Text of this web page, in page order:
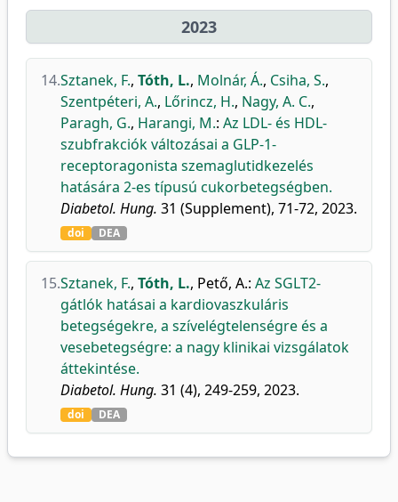
2023
14.Sztanek, F., Tóth, L., Molnár, Á., Csiha, S.,
Szentpéteri, A., Lőrincz, H., Nagy, A. C.,
Paragh, G., Harangi, M.: Az LDL- és HDL-
szubfrakciók változásai a GLP-1-
receptoragonista szemaglutidkezelés
hatására 2-es típusú cukorbetegségben.
Diabetol. Hung. 31 (Supplement), 71-72, 2023.
doi DEA
15.Sztanek, F., Tóth, L., Pető, A.: Az SGLT2-
gátlók hatásai a kardiovaszkuláris
betegségekre, a szívelégtelenségre és a
vesebetegségre: a nagy klinikai vizsgálatok
áttekintése.
Diabetol. Hung. 31 (4), 249-259, 2023.
doi DEA